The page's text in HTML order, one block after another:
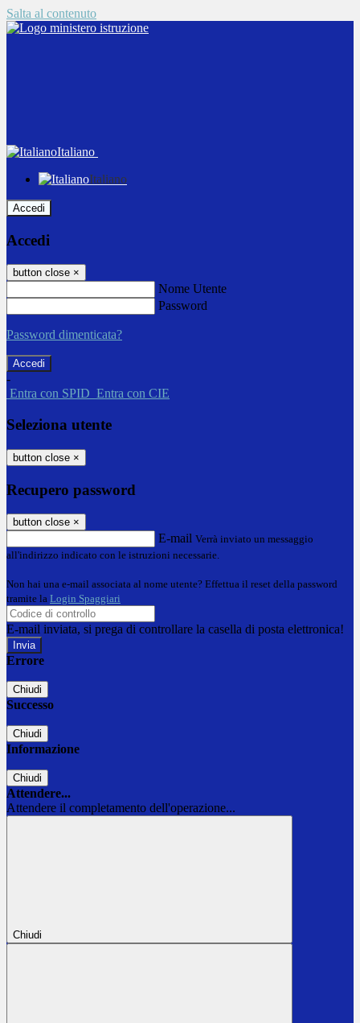
Salta al contenuto
Italiano
Italiano
Accedi
Accedi
button close ×
Nome Utente
Password
Password dimenticata?
-
Entra con SPID Entra con CIE
Seleziona utente
button close ×
Recupero password
button close ×
E-mail Verrà inviato un messaggio
all'indirizzo indicato con le istruzioni necessarie.
Non hai una e-mail associata al nome utente? Effettua il reset della password
tramite la Login Spaggiari
E-mail inviata, si prega di controllare la casella di posta elettronica!
Errore
Chiudi
Successo
Chiudi
Informazione
Chiudi
Attendere...
Attendere il completamento dell'operazione...
Chiudi